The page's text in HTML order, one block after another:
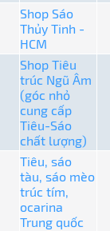
Shop Sáo
Thủy Tinh -
HCM
Shop Tiêu
trúc Ngũ Âm
(góc nhỏ
cung cấp
Tiêu-Sáo
chất lượng)
Tiêu, sáo
tàu, sáo mèo
trúc tím,
ocarina
Trung quốc